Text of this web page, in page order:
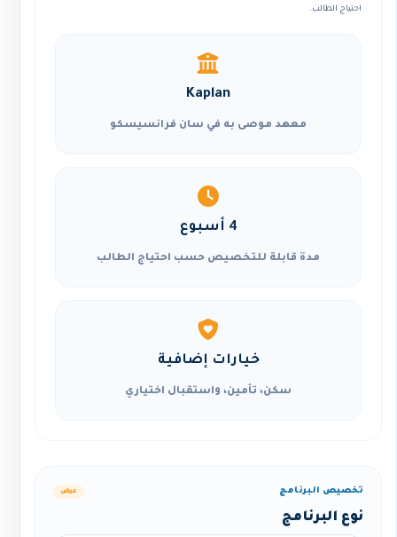
احتياج الطالب.
Kaplan
معهد موصى به في سان فرانسيسكو
4 أسبوع
مدة قابلة للتخصيص حسب احتياج الطالب
خيارات إضافية
سكن، تأمين، واستقبال اختياري
تخصيص البرنامج عرض
نوع البرنامج